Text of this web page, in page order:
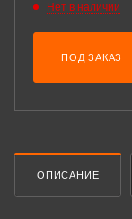
Нет в наличии
ПОД ЗАКАЗ
ОПИСАНИЕ